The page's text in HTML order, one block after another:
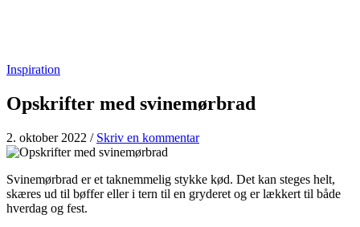
Inspiration
Opskrifter med svinemørbrad
2. oktober 2022 / Skriv en kommentar
Svinemørbrad er et taknemmelig stykke kød. Det kan steges helt,
skæres ud til bøffer eller i tern til en gryderet og er lækkert til både
hverdag og fest.